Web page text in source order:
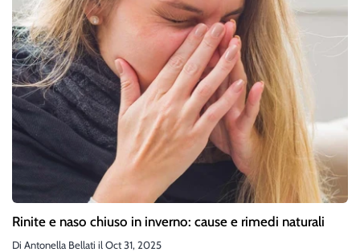
Rinite e naso chiuso in inverno: cause e rimedi naturali
Di Antonella Bellati il Oct 31, 2025